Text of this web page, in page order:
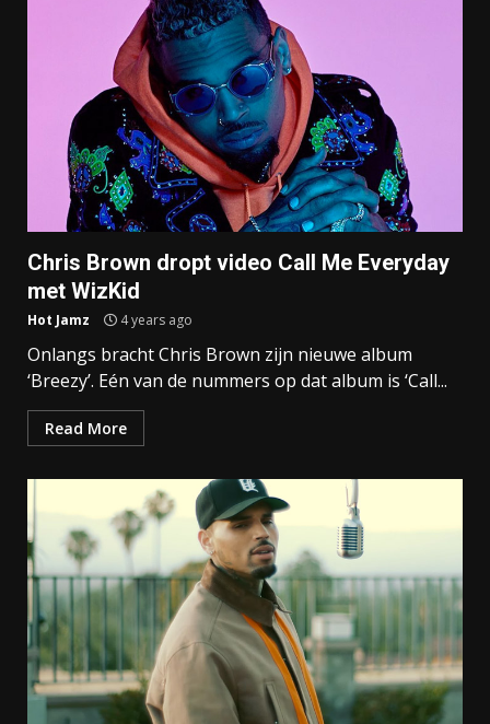
Chris Brown dropt video Call Me Everyday
met WizKid
Hot Jamz 4 years ago
Onlangs bracht Chris Brown zijn nieuwe album
‘Breezy’. Eén van de nummers op dat album is ‘Call...
Read More